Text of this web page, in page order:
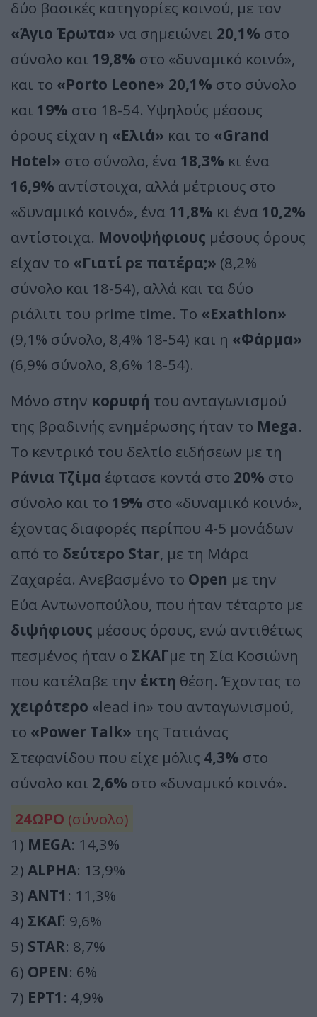
δύο βασικές κατηγορίες κοινού, με τον
«Άγιο Έρωτα» να σημειώνει 20,1% στο
σύνολο και 19,8% στο «δυναμικό κοινό»,
και το «Porto Leone» 20,1% στο σύνολο
και 19% στο 18-54. Υψηλούς μέσους
όρους είχαν η «Ελιά» και το «Grand
Hotel» στο σύνολο, ένα 18,3% κι ένα
16,9% αντίστοιχα, αλλά μέτριους στο
«δυναμικό κοινό», ένα 11,8% κι ένα 10,2%
αντίστοιχα. Μονοψήφιους μέσους όρους
είχαν το «Γιατί ρε πατέρα;» (8,2%
σύνολο και 18-54), αλλά και τα δύο
ριάλιτι του prime time. Το «Exathlon»
(9,1% σύνολο, 8,4% 18-54) και η «Φάρμα»
(6,9% σύνολο, 8,6% 18-54).
Μόνο στην κορυφή του ανταγωνισμού
της βραδινής ενημέρωσης ήταν το Mega.
Το κεντρικό του δελτίο ειδήσεων με τη
Ράνια Τζίμα έφτασε κοντά στο 20% στο
σύνολο και το 19% στο «δυναμικό κοινό»,
έχοντας διαφορές περίπου 4-5 μονάδων
από το δεύτερο Star, με τη Μάρα
Ζαχαρέα. Ανεβασμένο το Open με την
Εύα Αντωνοπούλου, που ήταν τέταρτο με
διψήφιους μέσους όρους, ενώ αντιθέτως
πεσμένος ήταν ο ΣΚΑΪμε τη Σία Κοσιώνη
που κατέλαβε την έκτη θέση. Έχοντας το
χειρότερο «lead in» του ανταγωνισμού,
το «Power Talk» της Τατιάνας
Στεφανίδου που είχε μόλις 4,3% στο
σύνολο και 2,6% στο «δυναμικό κοινό».
24ΩΡΟ (σύνολο)
1) MEGA: 14,3%
2) ALPHA: 13,9%
3) ΑΝΤ1 : 11,3%
4) ΣΚΑΪ: 9,6%
5) STAR: 8,7%
6) OPEN: 6%
7) ΕΡΤ1 : 4,9%